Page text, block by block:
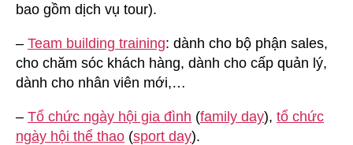
bao gồm dịch vụ tour).
– Team building training: dành cho bộ phận sales,
cho chăm sóc khách hàng, dành cho cấp quản lý,
dành cho nhân viên mới,…
– Tổ chức ngày hội gia đình (family day), tổ chức
ngày hội thể thao (sport day).